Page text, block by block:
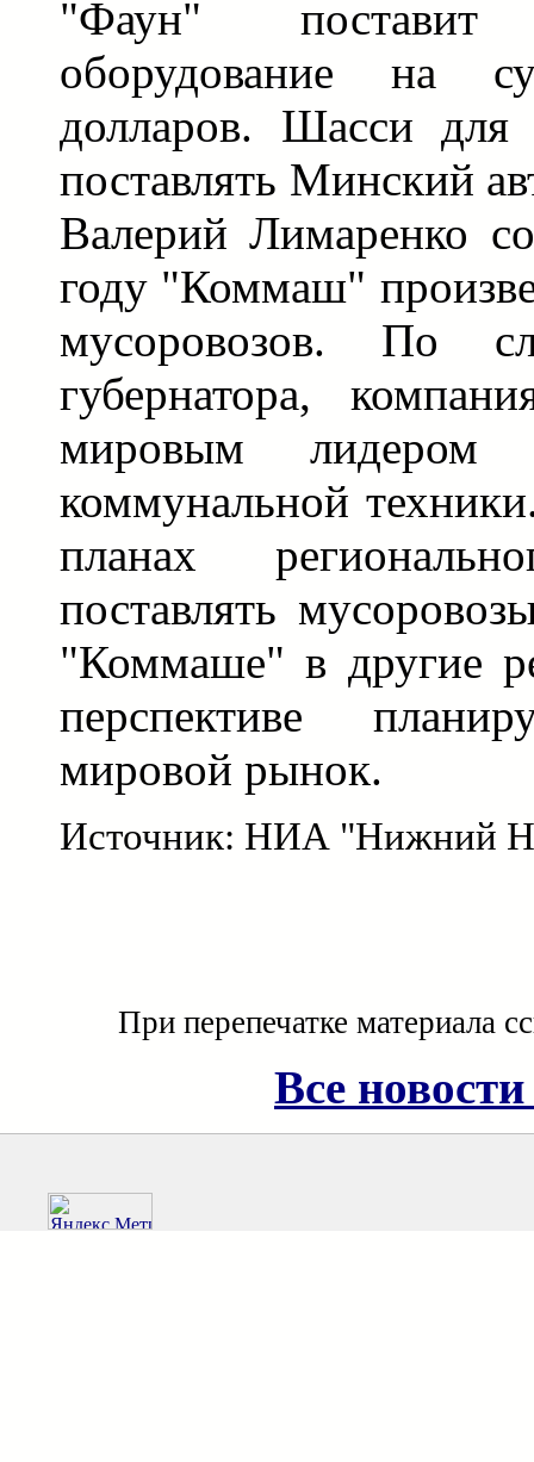
"Фаун"
оборудование на
долларов. Шасси для
поставлять Минский
Валерий Лимаренко
году "Коммаш"
мусоровозов. По
губернатора,
мировым лидером
коммунальной
планах
поставлять
"Коммаше" в другие
перспективе
мировой рынок.
Источник: НИА "Нижний
При перепечатке материала
Все